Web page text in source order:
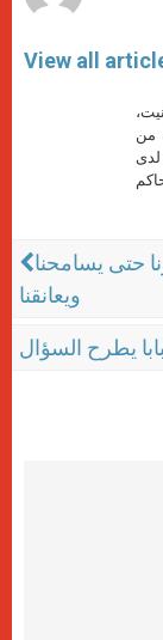
View all
من
لدى
حتى يسامحنا
ويعانقنا
يطرح السؤال